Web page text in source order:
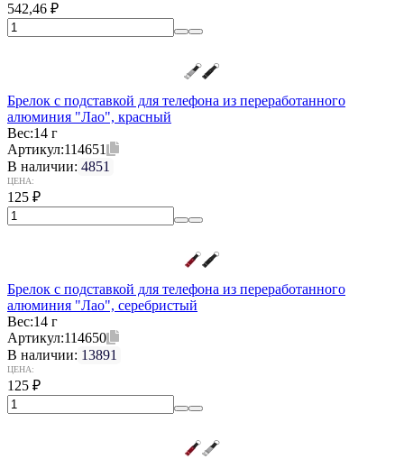
542,46 ₽
Брелок с подставкой для телефона из переработанного
алюминия "Лао", красный
Вес:14 г
Артикул:114651
В наличии: 4851
ЦЕНА:
125 ₽
Брелок с подставкой для телефона из переработанного
алюминия "Лао", серебристый
Вес:14 г
Артикул:114650
В наличии: 13891
ЦЕНА:
125 ₽